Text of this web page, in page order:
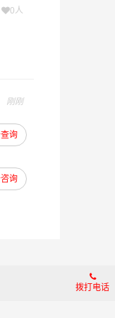
0人
刚刚
询
询
拨打电话